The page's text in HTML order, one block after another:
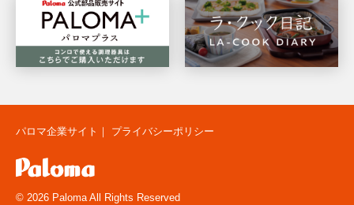
パロマ企業サイト ｜ プライバシーポリシー
© 2026 Paloma All Rights Reserved